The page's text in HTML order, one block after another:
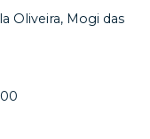
Oliveira, Mogi das